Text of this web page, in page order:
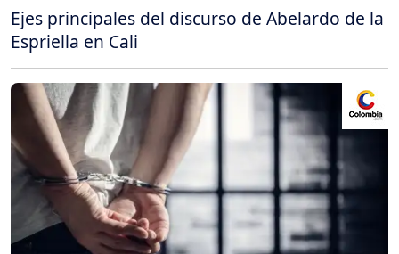
Ejes principales del discurso de Abelardo de la
Espriella en Cali